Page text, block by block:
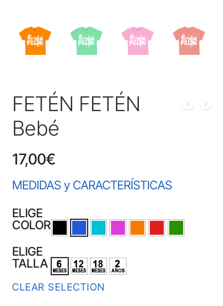
FETÉN FETÉN
Bebé
17,00€
MEDIDAS y CARACTERÍSTICAS
ELIGE
COLOR
ELIGE
TALLA
CLEAR SELECTION